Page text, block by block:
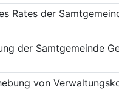
Rates der
der Samtgemeinde
von